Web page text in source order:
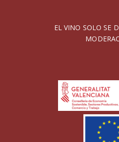
EL VINO SOLO SE